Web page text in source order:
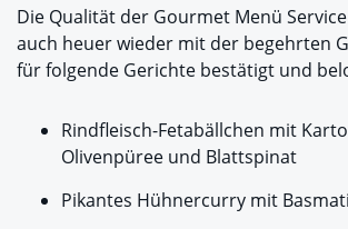
Die Qualität der Gourmet Menü
auch heuer wieder mit der begehrten
für folgende Gerichte bestätigt und
Rindfleisch-Fetabällchen mit
Olivenpüree und Blattspinat
Pikantes Hühnercurry mit